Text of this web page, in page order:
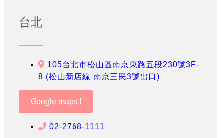
台北
105台北市松山區南京東路五段230號3F-
8 (松山新店線 南京三民3號出口)
Google maps !
02-2768-1111